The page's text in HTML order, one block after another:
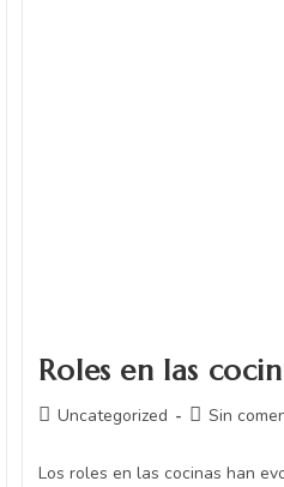
Roles en las
Uncategorized Sin
Los roles en las cocinas han